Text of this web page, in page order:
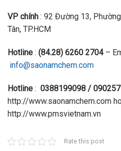
VP chính : 92 Đường 13,
Tân, TP.HCM
Hotline : (84.28) 6260 2704–
info@saonamchem.com
Hotline : 0388199098 /
http://www.saonamchem.com
http://www.pmsvietnam.vn
Rate this post